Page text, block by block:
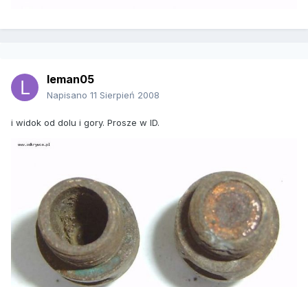
leman05
Napisano 11 Sierpień 2008
i widok od dolu i gory. Prosze w ID.